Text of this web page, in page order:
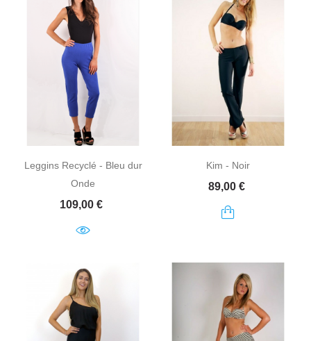
Leggins Recyclé - Bleu dur
Onde
Prix
109,00 €
Kim - Noir
Prix
89,00 €